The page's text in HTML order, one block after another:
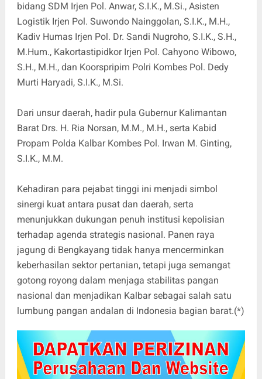
bidang SDM Irjen Pol. Anwar, S.I.K., M.Si., Asisten
Logistik Irjen Pol. Suwondo Nainggolan, S.I.K., M.H.,
Kadiv Humas Irjen Pol. Dr. Sandi Nugroho, S.I.K., S.H.,
M.Hum., Kakortastipidkor Irjen Pol. Cahyono Wibowo,
S.H., M.H., dan Koorspripim Polri Kombes Pol. Dedy
Murti Haryadi, S.I.K., M.Si.
Dari unsur daerah, hadir pula Gubernur Kalimantan
Barat Drs. H. Ria Norsan, M.M., M.H., serta Kabid
Propam Polda Kalbar Kombes Pol. Irwan M. Ginting,
S.I.K., M.M.
Kehadiran para pejabat tinggi ini menjadi simbol
sinergi kuat antara pusat dan daerah, serta
menunjukkan dukungan penuh institusi kepolisian
terhadap agenda strategis nasional. Panen raya
jagung di Bengkayang tidak hanya mencerminkan
keberhasilan sektor pertanian, tetapi juga semangat
gotong royong dalam menjaga stabilitas pangan
nasional dan menjadikan Kalbar sebagai salah satu
lumbung pangan andalan di Indonesia bagian barat.(*)